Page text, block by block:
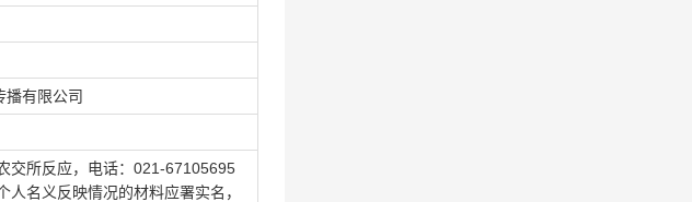
播有限公司
交所反应，电话： 021-67105695
名义反映情况的材料应署实名，